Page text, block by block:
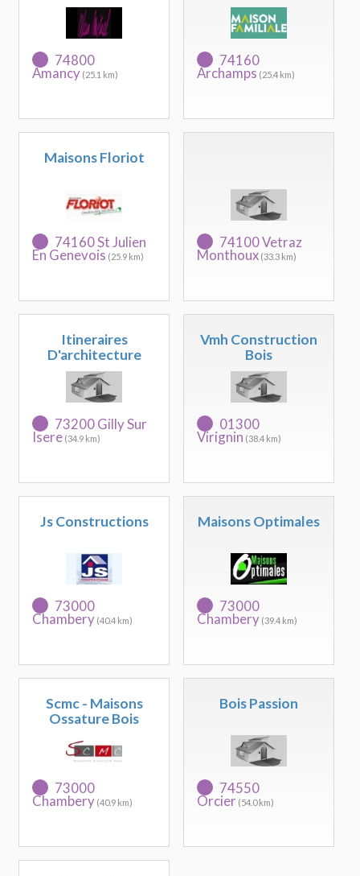
74800
Amancy (25.1 km)
74160
Archamps (25.4 km)
Maisons Floriot
74160 St Julien
En Genevois (25.9 km)
74100 Vetraz
Monthoux (33.3 km)
Itineraires
D'architecture
73200 Gilly Sur
Isere (34.9 km)
Vmh Construction
Bois
01300
Virignin (38.4 km)
Js Constructions
73000
Chambery (40.4 km)
Maisons Optimales
73000
Chambery (39.4 km)
Scmc - Maisons
Ossature Bois
73000
Chambery (40.9 km)
Bois Passion
74550
Orcier (54.0 km)